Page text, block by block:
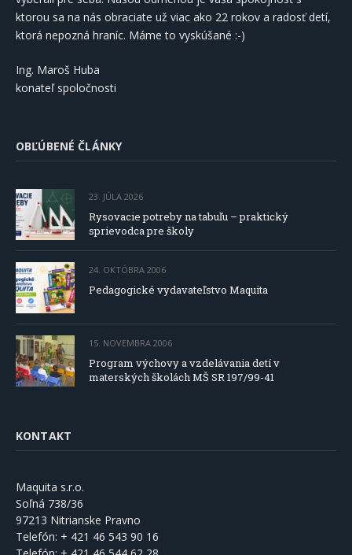
ktorou sa na nás obraciate už viac ako 22 rokov a radosť detí,
ktorá nepozná hraníc. Máme to vyskúšané :-)
Ing. Maroš Huba
konateľ spoločnosti
OBĽÚBENÉ ČLÁNKY
23. JÚLA 2026
Rysovacie potreby na tabuľu – praktický
sprievodca pre školy
24. OKTÓBRA 2006
Pedagogické vydavateľstvo Maquita
15. NOVEMBRA 2006
Program výchovy a vzdelávania detí v
materských školách MŠ SR 197/99-41
KONTAKT
Maquita s.r.o.
Soľná 738/36
97213 Nitrianske Pravno
Telefón: + 421 46 543 90 16